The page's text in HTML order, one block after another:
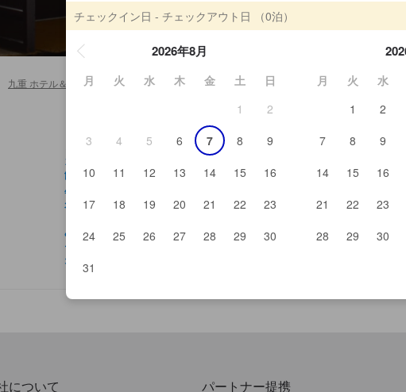
チェックイン日 - チェックアウト日 （0泊）
2026年8月
月 火 水 木 金 土
日
1
2
3
4 5 6 7 8
9
10
11 12 13 14 15
16
17
18 19 20 21 22
23
24
25 26 27 28 29
30
31
月 火 水
1
2
7
8 9
14
15 16
21
22 23
28
29 30
九重 ホテル＆旅館 アルク
レストラン メテオ
カフェボイボイ
餃子の音吉
星野古やかた
久住高原カボ
みんわ亭古屋の森
モールカフェ
オーガニックフードブッフェレストランのやさい
ステー
たぬきや
鳥屋
ガニ湯
について パートナー提携